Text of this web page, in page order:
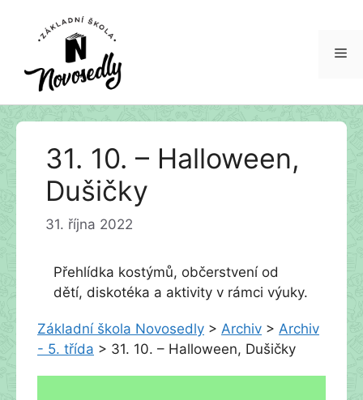
Přeskočit
31. 10. – Halloween,
Dušičky
31. října 2022
Přehlídka kostýmů, občerstvení od
dětí, diskotéka a aktivity v rámci výuky.
Základní škola Novosedly > Archiv > Archiv
- 5. třída > 31. 10. – Halloween, Dušičky